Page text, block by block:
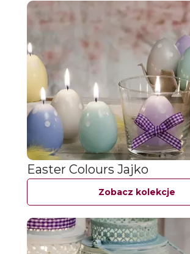
Easter Colours Jajko
Zobacz kolekcje